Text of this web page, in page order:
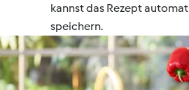
kannst das Rezept
speichern.